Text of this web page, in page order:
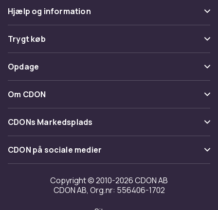
Hjælp og information
Ofte stillede spørgsmål
Spor pakke
Fortryd & returner her
Kontakt os
Trygt køb
Betaling
Levering
Tilbagekaldelser
Opdage
Kategorier
Maerke
Om CDON
Om os
Kundeanmeldelser
Arbejd på CDON
Investor relations
Tilgængelighed
CDONs Markedsplads
Merchant Help Center
CDON på sociale medier
Copyright © 2010-2026 CDON AB
CDON AB, Org.nr: 556406-1702